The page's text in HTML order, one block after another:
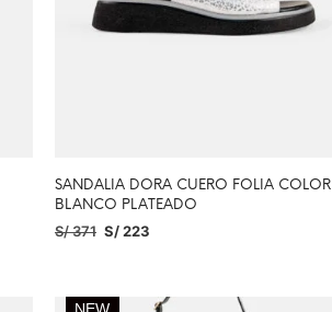
SANDALIA DORA CUERO FOLIA COLOR
BLANCO PLATEADO
S/371 S/223